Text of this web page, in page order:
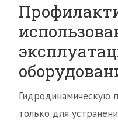
Гидродинамическую
только для